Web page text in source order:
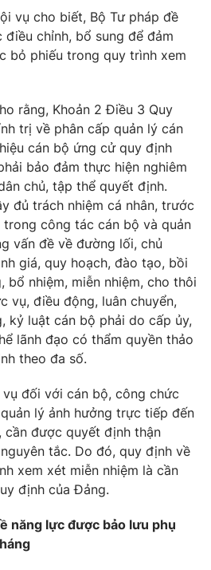
vụ cho biết, Bộ Tư pháp đề
chỉnh, bổ sung để đảm
bỏ phiếu trong quy trình xem
rằng, Khoản 2 Điều 3 Quy
trị về phân cấp quản lý cán
cán bộ ứng cử quy định
bảo đảm thực hiện nghiêm
chủ, tập thể quyết định.
đủ trách nhiệm cá nhân, trước
công tác cán bộ và quản
vấn đề về đường lối, chủ
giá, quy hoạch, đào tạo, bồi
bổ nhiệm, miễn nhiệm, cho thôi
vụ, điều động, luân chuyển,
kỷ luật cán bộ phải do cấp ủy,
lãnh đạo có thẩm quyền thảo
theo đa số.
đối với cán bộ, công chức
lý ảnh hưởng trực tiếp đến
cần được quyết định thận
tắc. Do đó, quy định về
xem xét miễn nhiệm là cần
định của Đảng.
năng lực được bảo lưu phụ